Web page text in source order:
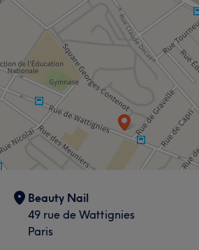
Beauty Nail
49 rue de Wattignies
Paris